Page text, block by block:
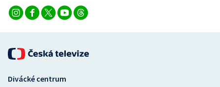
Volejbal
Divácké centrum